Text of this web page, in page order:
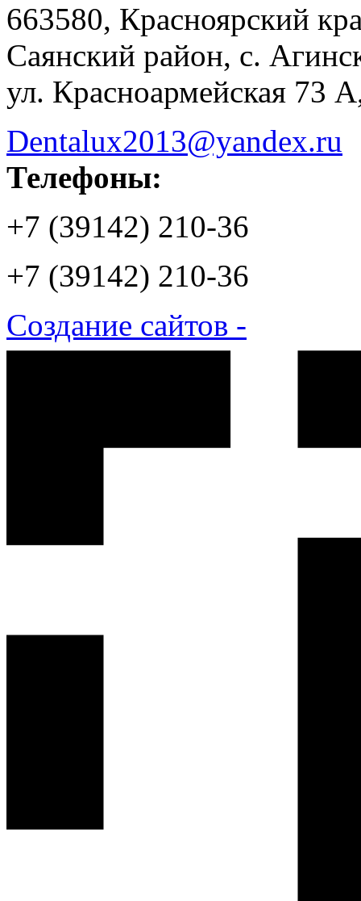
663580, Красноярский
Саянский район, с.
ул. Красноармейская 73
Dentalux2013@yandex.ru
Телефоны:
+7 (39142) 210-36
+7 (39142) 210-36
Создание сайтов -